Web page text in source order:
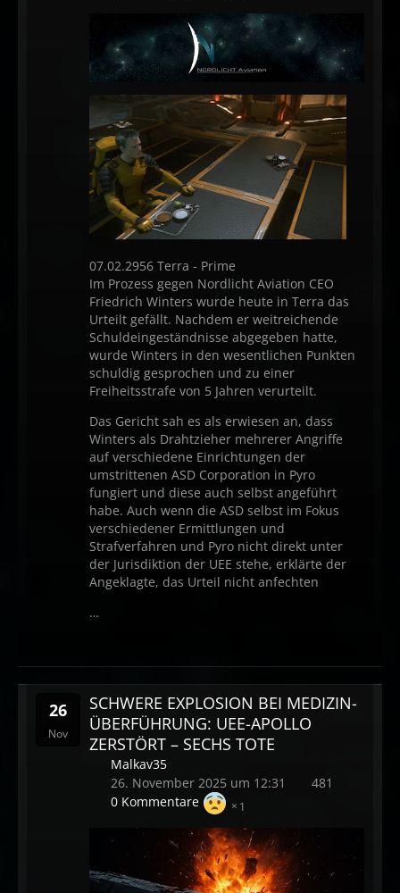
07.02.2956 Terra - Prime
Im Prozess gegen Nordlicht Aviation CEO
Friedrich Winters wurde heute in Terra das
Urteilt gefällt. Nachdem er weitreichende
Schuldeingeständnisse abgegeben hatte,
wurde Winters in den wesentlichen Punkten
schuldig gesprochen und zu einer
Freiheitsstrafe von 5 Jahren verurteilt.
Das Gericht sah es als erwiesen an, dass
Winters als Drahtzieher mehrerer Angriffe
auf verschiedene Einrichtungen der
umstrittenen ASD Corporation in Pyro
fungiert und diese auch selbst angeführt
habe. Auch wenn die ASD selbst im Fokus
verschiedener Ermittlungen und
Strafverfahren und Pyro nicht direkt unter
der Jurisdiktion der UEE stehe, erklärte der
Angeklagte, das Urteil nicht anfechten
…
26
Nov
SCHWERE EXPLOSION BEI MEDIZIN-
ÜBERFÜHRUNG: UEE-APOLLO
ZERSTÖRT – SECHS TOTE
Malkav35
26. November 2025 um 12:31
481
0 Kommentare
1